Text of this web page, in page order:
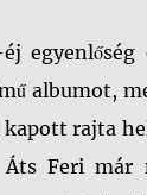
egyenlőség
albumot,
kapott rajta
Áts Feri már